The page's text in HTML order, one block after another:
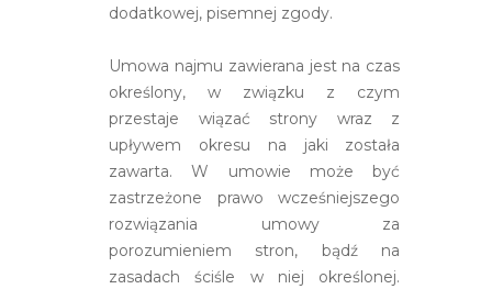
dodatkowej, pisemnej zgody.
Umowa najmu zawierana jest na czas
określony, w związku z czym
przestaje wiązać strony wraz z
upływem okresu na jaki została
zawarta. W umowie może być
zastrzeżone prawo wcześniejszego
rozwiązania umowy za
porozumieniem stron, bądź na
zasadach ściśle w niej określonej.